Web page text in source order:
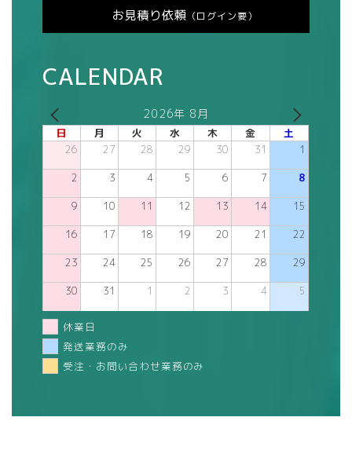
お見積り依頼 （ログイン要）
CALENDAR
2026年 8月
日 月 火 水 木 金 土
26 27 28 29 30 31 1
2 3 4 5 6 7 8
9 10 11 12 13 14 15
16 17 18 19 20 21 22
23 24 25 26 27 28 29
30 31 1 2 3 4 5
休業日
発送業務のみ
受注・お問い合わせ業務のみ